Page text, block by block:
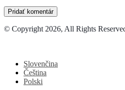
© Copyright 2026, All Rights
button
Slovenčina
Čeština
Polski